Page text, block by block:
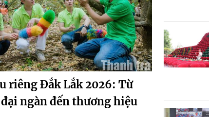
riêng Đắk Lắk 2026: Từ
ngàn đến thương hiệu